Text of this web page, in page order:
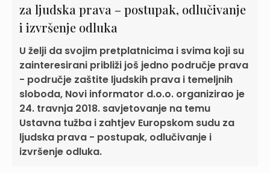
za ljudska prava – postupak, odlučivanje
i izvršenje odluka
U želji da svojim pretplatnicima i svima koji su
zainteresirani približi još jedno područje prava
- područje zaštite ljudskih prava i temeljnih
sloboda, Novi informator d.o.o. organizirao je
24. travnja 2018. savjetovanje na temu
Ustavna tužba i zahtjev Europskom sudu za
ljudska prava - postupak, odlučivanje i
izvršenje odluka.